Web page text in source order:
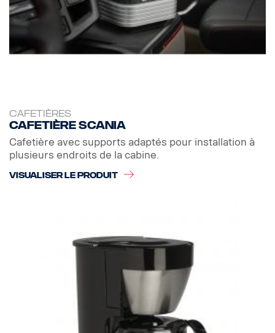
CAFETIÈRES
Cafetière Scania
Cafetière avec supports adaptés pour installation à
plusieurs endroits de la cabine.
VISUALISER LE PRODUIT